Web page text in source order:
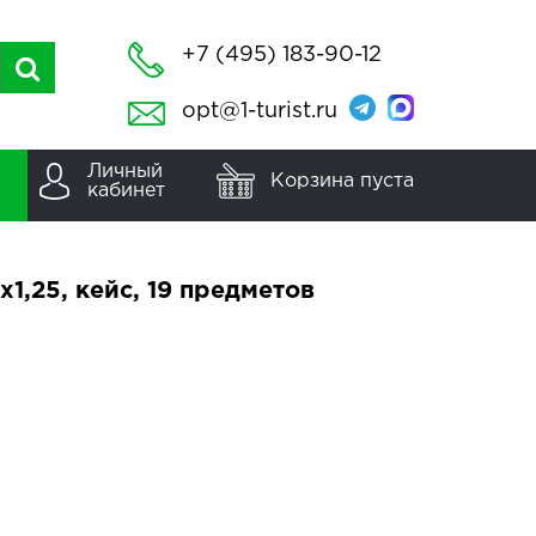
+7 (495) 183-90-12
opt@1-turist.ru
Личный
кабинет
Корзина пуста
кейс, 19 предметов